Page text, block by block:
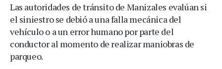
Las autoridades de tránsito de Manizales evalúan si
el siniestro se debió a una falla mecánica del
vehículo o a un error humano por parte del
conductor al momento de realizar maniobras de
parqueo.